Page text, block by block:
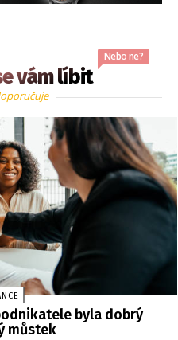
vám líbit
Nebo ne?
byla dobrý
můstek